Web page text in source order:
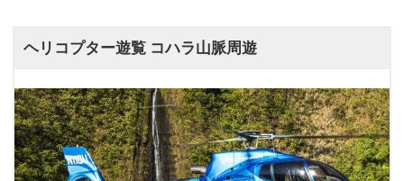
ヘリコプター遊覧 コハラ山脈周遊